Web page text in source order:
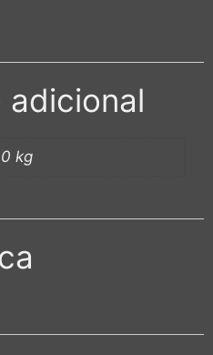
adicional
kg